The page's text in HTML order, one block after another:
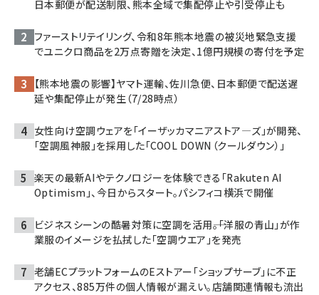
日本郵便が配送制限、熊本全域で集配停止や引受停止も
ファーストリテイリング、令和8年熊本地震の被災地緊急支援
でユニクロ商品を2万点寄贈を決定、1億円規模の寄付を予定
【熊本地震の影響】ヤマト運輸、佐川急便、日本郵便で配送遅
延や集配停止が発生（7/28時点）
女性向け空調ウェアを「イーザッカマニアストア―ズ」が開発、
「空調風神服」を採用した「COOL DOWN（クールダウン）」
楽天の最新AIやテクノロジーを体験できる「Rakuten AI
Optimism」、今日からスタート。パシフィコ横浜で開催
ビジネスシーンの酷暑対策に空調を活用――。「洋服の青山」が作
業服のイメージを払拭した「空調ウエア」を発売
老舗ECプラットフォームのEストアー「ショップサーブ」に不正
アクセス、885万件の個人情報が漏えい。店舗関連情報も流出